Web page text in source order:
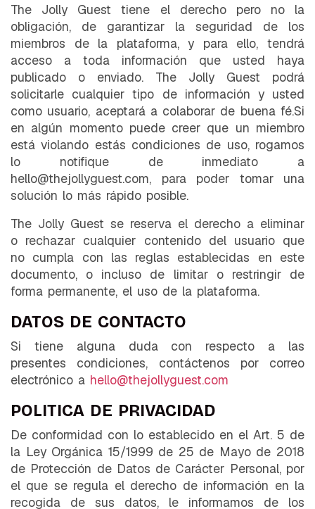
The Jolly Guest tiene el derecho pero no la
obligación, de garantizar la seguridad de los
miembros de la plataforma, y para ello, tendrá
acceso a toda información que usted haya
publicado o enviado. The Jolly Guest podrá
solicitarle cualquier tipo de información y usted
como usuario, aceptará a colaborar de buena fé.Si
en algún momento puede creer que un miembro
está violando estás condiciones de uso, rogamos
lo notifique de inmediato a
hello@thejollyguest.com, para poder tomar una
solución lo más rápido posible.
The Jolly Guest se reserva el derecho a eliminar
o rechazar cualquier contenido del usuario que
no cumpla con las reglas establecidas en este
documento, o incluso de limitar o restringir de
forma permanente, el uso de la plataforma.
DATOS DE CONTACTO
Si tiene alguna duda con respecto a las
presentes condiciones, contáctenos por correo
electrónico a hello@thejollyguest.com
POLITICA DE PRIVACIDAD
De conformidad con lo establecido en el Art. 5 de
la Ley Orgánica 15/1999 de 25 de Mayo de 2018
de Protección de Datos de Carácter Personal, por
el que se regula el derecho de información en la
recogida de sus datos, le informamos de los